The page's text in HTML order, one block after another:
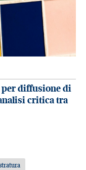
diffusione di
critica tra